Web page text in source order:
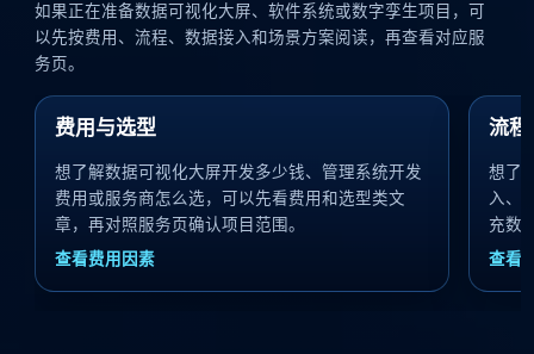
如果正在准备数据可视化大屏、软件系统或数字孪生项目，可
以先按费用、流程、数据接入和场景方案阅读，再查看对应服
务页。
费用与选型
想了解数据可视化大屏开发多少钱、管理系统开发
费用或服务商怎么选，可以先看费用和选型类文
章，再对照服务页确认项目范围。
查看费用因素
流程
想了
入、
充数
查看